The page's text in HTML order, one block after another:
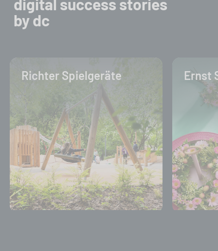
by dc
Richter Spielgeräte Ernst